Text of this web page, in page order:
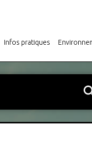
Infos pratiques